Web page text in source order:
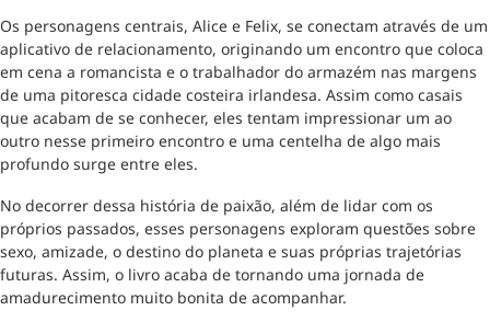
Os personagens centrais, Alice e Felix, se conectam através de um
aplicativo de relacionamento, originando um encontro que coloca
em cena a romancista e o trabalhador do armazém nas margens
de uma pitoresca cidade costeira irlandesa. Assim como casais
que acabam de se conhecer, eles tentam impressionar um ao
outro nesse primeiro encontro e uma centelha de algo mais
profundo surge entre eles.
No decorrer dessa história de paixão, além de lidar com os
próprios passados, esses personagens exploram questões sobre
sexo, amizade, o destino do planeta e suas próprias trajetórias
futuras. Assim, o livro acaba de tornando uma jornada de
amadurecimento muito bonita de acompanhar.